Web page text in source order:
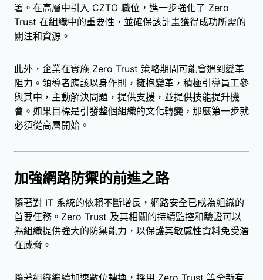
署。在高層中引入 CZTO 職位，進一步強化了 Zero
Trust 在組織中的重要性，並確保該計畫獲得成功所需的
關注和資源。
此外，企業在實施 Zero Trust 策略期間可能會遇到變革
阻力。領導者應該以身作則，擁抱變革，積極引導員工參
與其中，主動解決問題，提供支援，並提供技能提升機
會。如果目標是引發整個組織的文化轉變，那麼第一步就
必須從高層開始。
加強網路防禦的前進之路
隨著對 IT 系統的依賴不斷增長，網路安全已成為組織的
首要任務。Zero Trust 及其相關的持續監控和驗證可以
為組織提供強大的防禦能力，以保護其敏感性資料免受潛
在威脅。
隨著組織繼續加速數位轉換，採用 Zero Trust 等全新有